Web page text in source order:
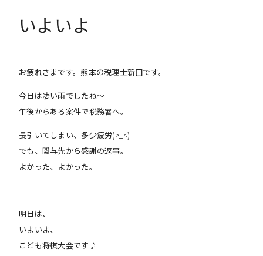
いよいよ
お疲れさまです。熊本の税理士新田です。
今日は凄い雨でしたね〜
午後からある案件で税務署へ。
長引いてしまい、多少疲労(>_<)
でも、関与先から感謝の返事。
よかった、よかった。
-------------------------------
明日は、
いよいよ、
こども将棋大会です♪